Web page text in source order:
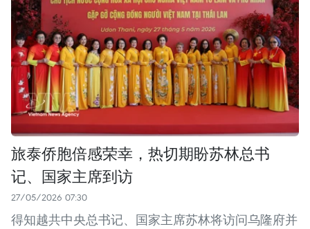
旅泰侨胞倍感荣幸，热切期盼苏林总书
记、国家主席到访
27/05/2026 07:30
得知越共中央总书记、国家主席苏林将访问乌隆府并